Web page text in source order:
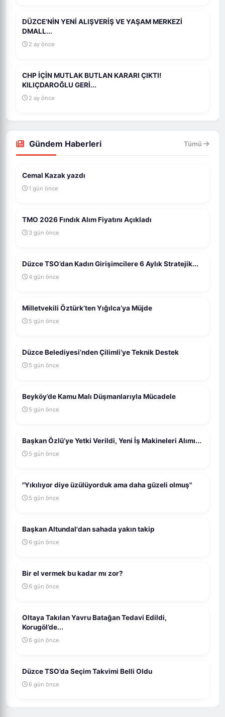
DÜZCE’NİN YENİ ALIŞVERİŞ VE YAŞAM MERKEZİ
DMALL...
2 ay önce
CHP İÇİN MUTLAK BUTLAN KARARI ÇIKTI!
KILIÇDAROĞLU GERİ...
2 ay önce
Gündem Haberleri Tümü
Cemal Kazak yazdı
1 gün önce
TMO 2026 Fındık Alım Fiyatını Açıkladı
3 gün önce
Düzce TSO’dan Kadın Girişimcilere 6 Aylık Stratejik...
4 gün önce
Milletvekili Öztürk’ten Yığılca’ya Müjde
5 gün önce
Düzce Belediyesi’nden Çilimli’ye Teknik Destek
5 gün önce
Beyköy’de Kamu Malı Düşmanlarıyla Mücadele
5 gün önce
Başkan Özlü’ye Yetki Verildi, Yeni İş Makineleri Alımı...
5 gün önce
"Yıkılıyor diye üzülüyorduk ama daha güzeli olmuş"
5 gün önce
Başkan Altundal'dan sahada yakın takip
6 gün önce
Bir el vermek bu kadar mı zor?
6 gün önce
Oltaya Takılan Yavru Batağan Tedavi Edildi,
Korugöl’de...
6 gün önce
Düzce TSO’da Seçim Takvimi Belli Oldu
6 gün önce